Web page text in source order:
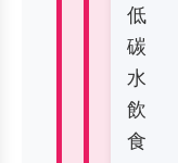
低
碳
水
飲
食